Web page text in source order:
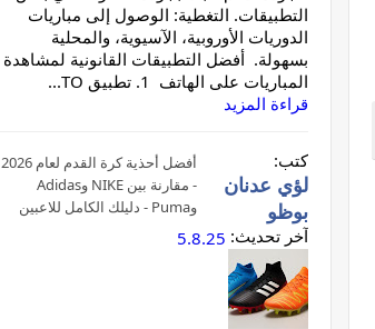
التطبيقات. التغطية: الوصول إلى مباريات
الدوريات الأوروبية، الآسيوية، والمحلية
بسهولة. أفضل التطبيقات القانونية لمشاهدة
المباريات على الهاتف 1. تطبيق TO...
قراءة المزيد
أفضل أحذية كرة القدم لعام 2026
- مقارنة بين NIKE وAdidas
وPuma - دليلك الكامل للاعبين
في العالم العربي
كتب:
لؤي عدنان
بوظو
آخر تحديث: 5.8.25